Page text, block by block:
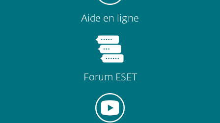
Aide en ligne
Forum ESET